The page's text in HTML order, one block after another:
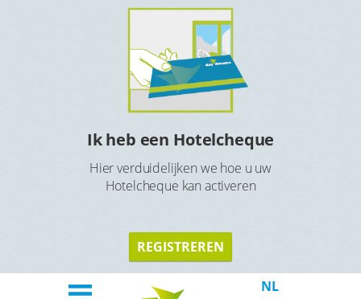
Ik heb een Hotelcheque
Hier verduidelijken we hoe u uw
Hotelcheque kan activeren
REGISTREREN
NL